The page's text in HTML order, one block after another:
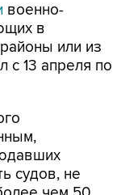
военно-
в
или из
с 13 апреля по
судов, не